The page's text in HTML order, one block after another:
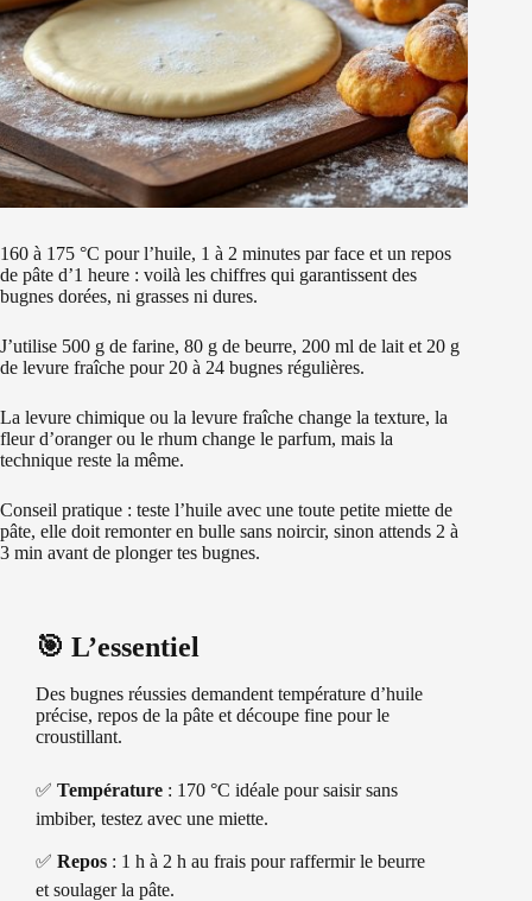
160 à 175 °C pour l’huile, 1 à 2 minutes par face et un repos
de pâte d’1 heure : voilà les chiffres qui garantissent des
bugnes dorées, ni grasses ni dures.
J’utilise 500 g de farine, 80 g de beurre, 200 ml de lait et 20 g
de levure fraîche pour 20 à 24 bugnes régulières.
La levure chimique ou la levure fraîche change la texture, la
fleur d’oranger ou le rhum change le parfum, mais la
technique reste la même.
Conseil pratique : teste l’huile avec une toute petite miette de
pâte, elle doit remonter en bulle sans noircir, sinon attends 2 à
3 min avant de plonger tes bugnes.
🎯 L’essentiel
Des bugnes réussies demandent température d’huile
précise, repos de la pâte et découpe fine pour le
croustillant.
✅ Température : 170 °C idéale pour saisir sans
imbiber, testez avec une miette.
✅ Repos : 1 h à 2 h au frais pour raffermir le beurre
et soulager la pâte.